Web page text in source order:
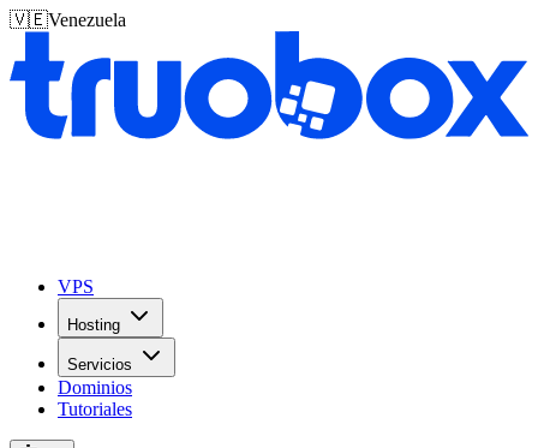
🇻🇪Venezuela
VPS
Hosting
Servicios
Dominios
Tutoriales